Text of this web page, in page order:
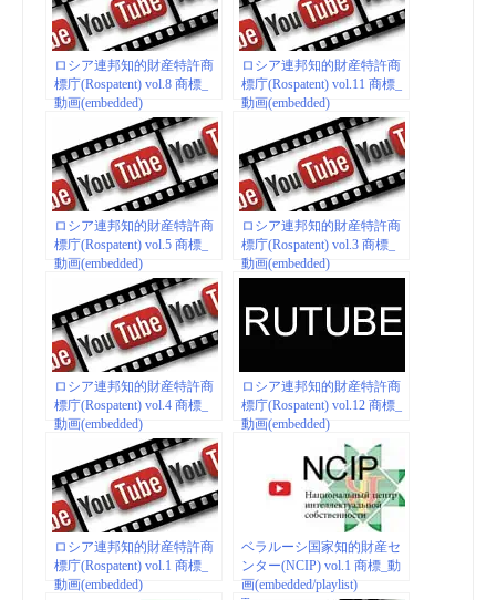
ロシア連邦知的財産特許商
標庁(Rospatent) vol.8 商標_
動画(embedded)
ロシア連邦知的財産特許商
標庁(Rospatent) vol.11 商標_
動画(embedded)
ロシア連邦知的財産特許商
標庁(Rospatent) vol.5 商標_
動画(embedded)
ロシア連邦知的財産特許商
標庁(Rospatent) vol.3 商標_
動画(embedded)
ロシア連邦知的財産特許商
標庁(Rospatent) vol.4 商標_
動画(embedded)
ロシア連邦知的財産特許商
標庁(Rospatent) vol.12 商標_
動画(embedded)
ロシア連邦知的財産特許商
標庁(Rospatent) vol.1 商標_
動画(embedded)
ベラルーシ国家知的財産セ
ンター(NCIP) vol.1 商標_動
画(embedded/playlist)